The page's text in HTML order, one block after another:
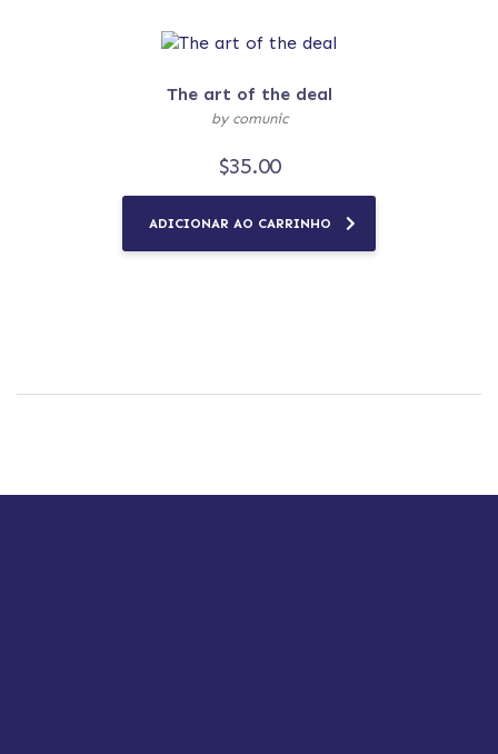
The art of the deal
by comunic
$35.00
ADICIONAR AO CARRINHO